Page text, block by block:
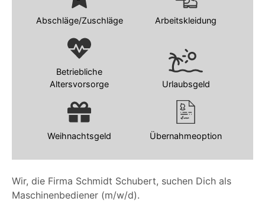
Wir, die Firma Schmidt Schubert, suchen Dich als
Maschinenbediener (m/w/d).
Abschläge/Zuschläge Arbeitskleidung
Betriebliche
Altersvorsorge
Urlaubsgeld
Weihnachtsgeld Übernahmeoption